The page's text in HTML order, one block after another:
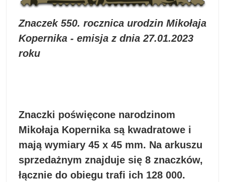
Znaczek 550. rocznica urodzin Mikołaja
Kopernika - emisja z dnia 27.01.2023
roku
Znaczki poświęcone narodzinom
Mikołaja Kopernika są kwadratowe i
mają wymiary 45 x 45 mm. Na arkuszu
sprzedażnym znajduje się 8 znaczków,
łącznie do obiegu trafi ich 128 000.